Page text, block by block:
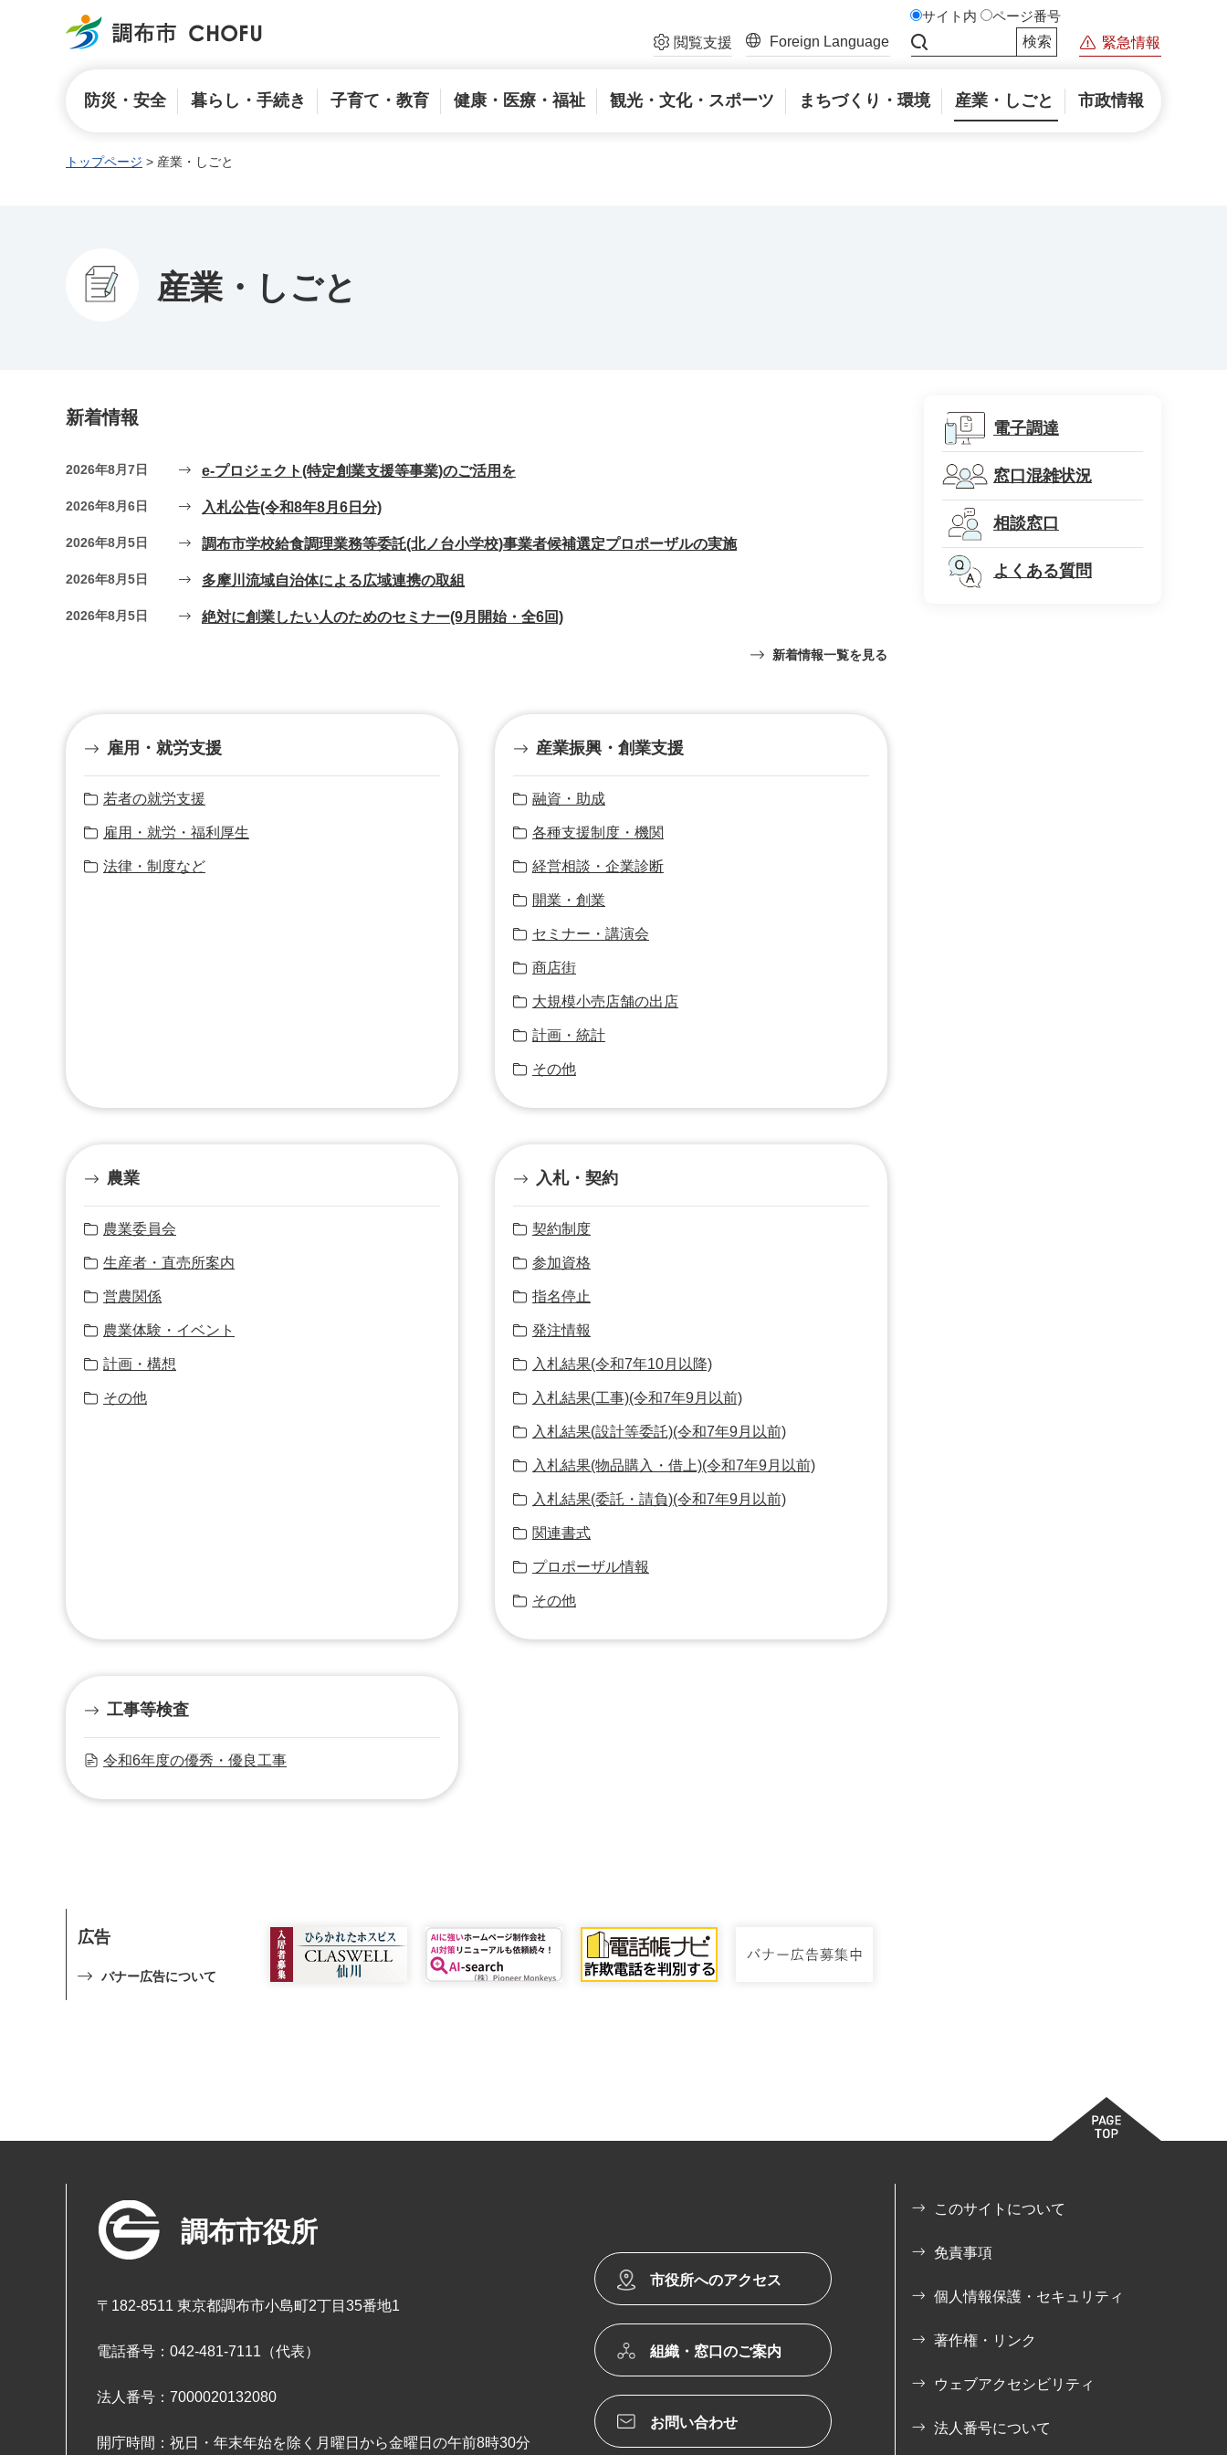
調布市 閲覧支援 Foreign Language
サイト内 ページ番号
緊急情報
防災・安全 暮らし・手続き 子育て・教育 健康・医療・福祉 観光・文化・スポーツ まちづくり・環境 産業・しごと 市政情報
トップページ > 産業・しごと
産業・しごと
新着情報
2026年8月7日 e-プロジェクト(特定創業支援等事業)のご活用を
2026年8月6日 入札公告(令和8年8月6日分)
2026年8月5日 調布市学校給食調理業務等委託(北ノ台小学校)事業者候補選定プロポーザルの実施
2026年8月5日 多摩川流域自治体による広域連携の取組
2026年8月5日 絶対に創業したい人のためのセミナー(9月開始・全6回)
新着情報一覧を見る
雇用・就労支援
若者の就労支援
雇用・就労・福利厚生
法律・制度など
産業振興・創業支援
融資・助成
各種支援制度・機関
経営相談・企業診断
開業・創業
セミナー・講演会
商店街
大規模小売店舗の出店
計画・統計
その他
農業
農業委員会
生産者・直売所案内
営農関係
農業体験・イベント
計画・構想
その他
入札・契約
契約制度
参加資格
指名停止
発注情報
入札結果(令和7年10月以降)
入札結果(工事)(令和7年9月以前)
入札結果(設計等委託)(令和7年9月以前)
入札結果(物品購入・借上)(令和7年9月以前)
入札結果(委託・請負)(令和7年9月以前)
関連書式
プロポーザル情報
その他
工事等検査
令和6年度の優秀・優良工事
広告
バナー広告について
電子調達
窓口混雑状況
相談窓口
よくある質問
調布市役所
〒182-8511 東京都調布市小島町2丁目35番地1
電話番号：042-481-7111（代表）
法人番号：7000020132080
開庁時間：祝日・年末年始を除く月曜日から金曜日の午前8時30分
市役所へのアクセス
組織・窓口のご案内
お問い合わせ
このサイトについて
免責事項
個人情報保護・セキュリティ
著作権・リンク
ウェブアクセシビリティ
法人番号について